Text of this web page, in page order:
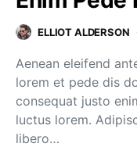
ELLIOT ALDERSON
Aenean eleifend
lorem et pede dis
consequat justo
luctus lorem.
libero…